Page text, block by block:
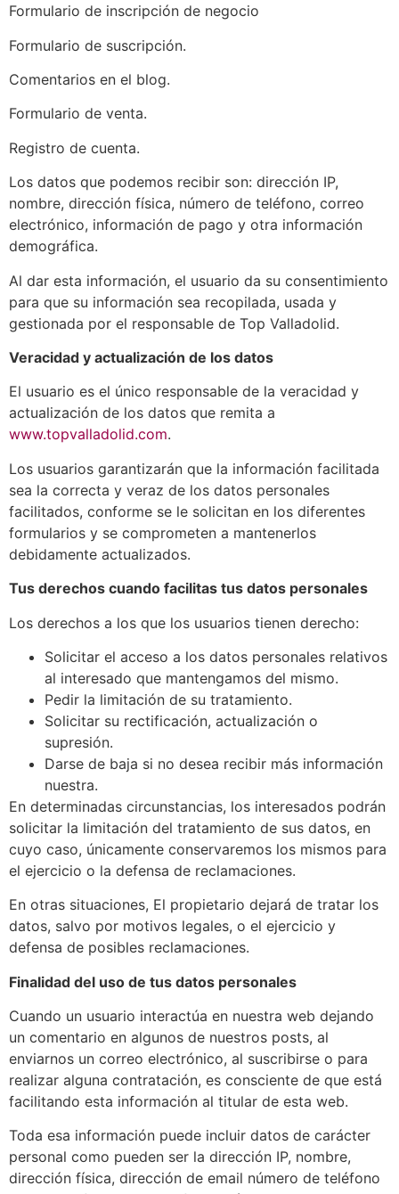
Formulario de inscripción de negocio
Formulario de suscripción.
Comentarios en el blog.
Formulario de venta.
Registro de cuenta.
Los datos que podemos recibir son: dirección IP,
nombre, dirección física, número de teléfono, correo
electrónico, información de pago y otra información
demográfica.
Al dar esta información, el usuario da su consentimiento
para que su información sea recopilada, usada y
gestionada por el responsable de Top Valladolid.
Veracidad y actualización de los datos
El usuario es el único responsable de la veracidad y
actualización de los datos que remita a
www.topvalladolid.com.
Los usuarios garantizarán que la información facilitada
sea la correcta y veraz de los datos personales
facilitados, conforme se le solicitan en los diferentes
formularios y se comprometen a mantenerlos
debidamente actualizados.
Tus derechos cuando facilitas tus datos personales
Los derechos a los que los usuarios tienen derecho:
Solicitar el acceso a los datos personales relativos
al interesado que mantengamos del mismo.
Pedir la limitación de su tratamiento.
Solicitar su rectificación, actualización o
supresión.
Darse de baja si no desea recibir más información
nuestra.
En determinadas circunstancias, los interesados podrán
solicitar la limitación del tratamiento de sus datos, en
cuyo caso, únicamente conservaremos los mismos para
el ejercicio o la defensa de reclamaciones.
En otras situaciones, El propietario dejará de tratar los
datos, salvo por motivos legales, o el ejercicio y
defensa de posibles reclamaciones.
Finalidad del uso de tus datos personales
Cuando un usuario interactúa en nuestra web dejando
un comentario en algunos de nuestros posts, al
enviarnos un correo electrónico, al suscribirse o para
realizar alguna contratación, es consciente de que está
facilitando esta información al titular de esta web.
Toda esa información puede incluir datos de carácter
personal como pueden ser la dirección IP, nombre,
dirección física, dirección de email número de teléfono